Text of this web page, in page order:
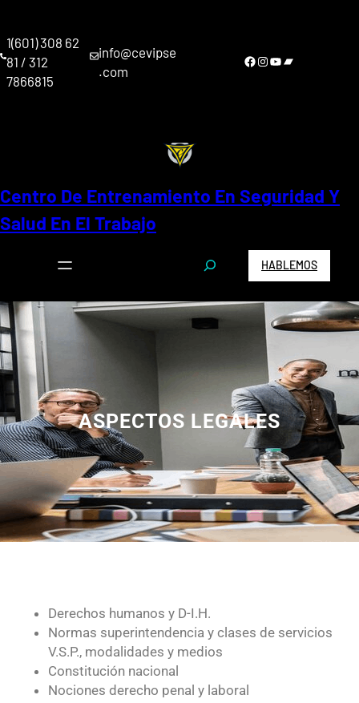
contenido
1(601) 308 62
81 / 312
7866815
info@cevipse
.com
Facebook Instagram YouTube Bandcamp
Centro De Entrenamiento En Seguridad Y
Salud En El Trabajo
S
e
r
c
HABLEMOS
ASPECTOS LEGALES
Derechos humanos y D-I.H.
Normas superintendencia y clases de servicios
V.S.P., modalidades y medios
Constitución nacional
Nociones derecho penal y laboral